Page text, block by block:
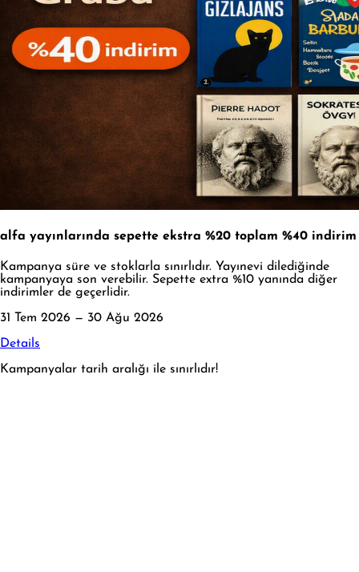
alfa yayınlarında sepette ekstra %20 toplam %40 indirim
Kampanya süre ve stoklarla sınırlıdır. Yayınevi dilediğinde
kampanyaya son verebilir. Sepette extra %10 yanında diğer
indirimler de geçerlidir.
31 Tem 2026 — 30 Ağu 2026
Details
Kampanyalar tarih aralığı ile sınırlıdır!